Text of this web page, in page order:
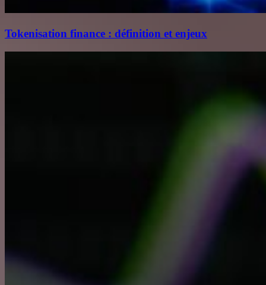
Tokenisation finance : définition et enjeux